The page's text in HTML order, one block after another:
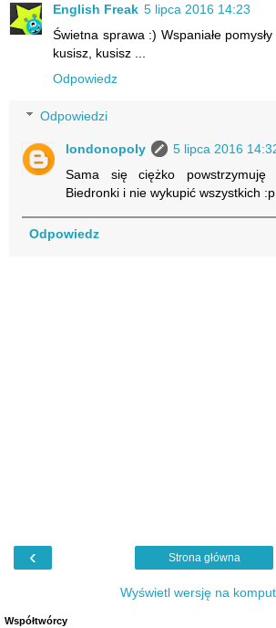
English Freak 5 lipca 2016 14:23
Świetna sprawa :) Wspaniałe
kusisz, kusisz ...
Odpowiedz
Odpowiedzi
londonopoly
5 lipca 2016
Sama się ciężko
Biedronki i nie wykupić wszystkich :p
Odpowiedz
‹ Strona główna
Wyświetl wersję na
Współtwórcy